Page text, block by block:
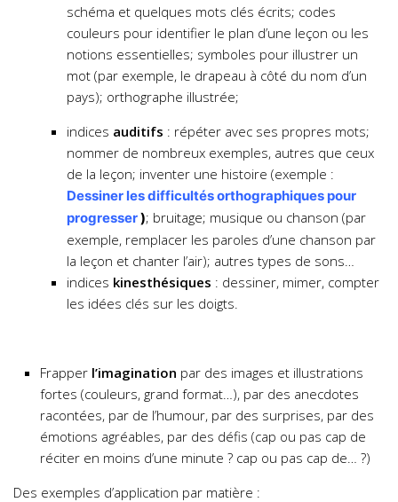
schéma et quelques mots clés écrits; codes
couleurs pour identifier le plan d’une leçon ou les
notions essentielles; symboles pour illustrer un
mot (par exemple, le drapeau à côté du nom d’un
pays); orthographe illustrée;
indices auditifs : répéter avec ses propres mots;
nommer de nombreux exemples, autres que ceux
de la leçon; inventer une histoire (exemple :
Dessiner les difficultés orthographiques pour
progresser); bruitage; musique ou chanson (par
exemple, remplacer les paroles d’une chanson par
la leçon et chanter l’air); autres types de sons…
indices kinesthésiques : dessiner, mimer, compter
les idées clés sur les doigts.
Frapper l’imagination par des images et illustrations
fortes (couleurs, grand format…), par des anecdotes
racontées, par de l’humour, par des surprises, par des
émotions agréables, par des défis (cap ou pas cap de
réciter en moins d’une minute ? cap ou pas cap de… ?)
Des exemples d’application par matière :